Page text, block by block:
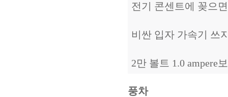
전기 콘센트에 꽂으
비싼 입자 가속기 쓰
2만 볼트 1.0 ampere
풍차